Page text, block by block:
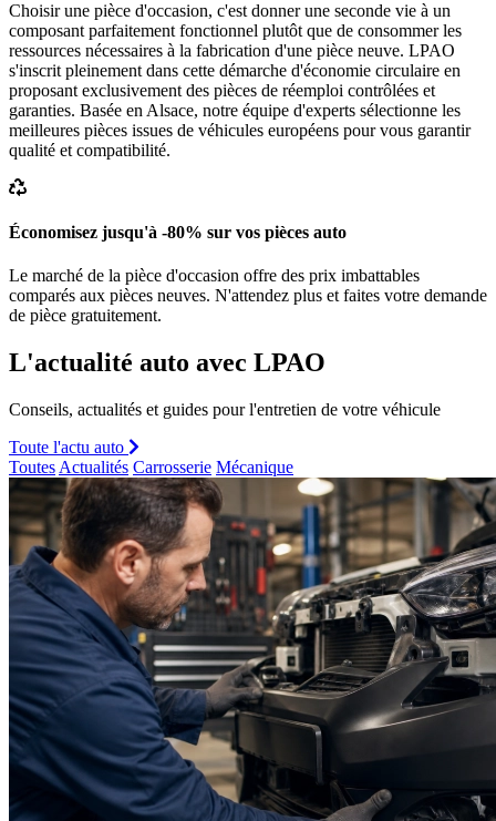
Choisir une pièce d'occasion, c'est donner une seconde vie à un
composant parfaitement fonctionnel plutôt que de consommer les
ressources nécessaires à la fabrication d'une pièce neuve. LPAO
s'inscrit pleinement dans cette démarche d'économie circulaire en
proposant exclusivement des pièces de réemploi contrôlées et
garanties. Basée en Alsace, notre équipe d'experts sélectionne les
meilleures pièces issues de véhicules européens pour vous garantir
qualité et compatibilité.
Économisez jusqu'à -80% sur vos pièces auto
Le marché de la pièce d'occasion offre des prix imbattables
comparés aux pièces neuves. N'attendez plus et faites votre demande
de pièce gratuitement.
L'actualité auto avec LPAO
Conseils, actualités et guides pour l'entretien de votre véhicule
Toute l'actu auto
Toutes Actualités Carrosserie Mécanique